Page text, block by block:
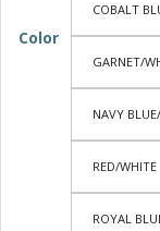
Color
COBALT
GARNET/
NAVY
RED/WHITE
ROYAL